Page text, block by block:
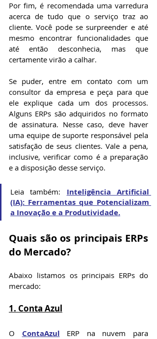
Por fim, é recomendada uma varredura
acerca de tudo que o serviço traz ao
cliente. Você pode se surpreender e até
mesmo encontrar funcionalidades que
até então desconhecia, mas que
certamente virão a calhar.
Se puder, entre em contato com um
consultor da empresa e peça para que
ele explique cada um dos processos.
Alguns ERPs são adquiridos no formato
de assinatura. Nesse caso, deve haver
uma equipe de suporte responsável pela
satisfação de seus clientes. Vale a pena,
inclusive, verificar como é a preparação
e a disposição desse serviço.
Leia também: Inteligência Artificial
(IA): Ferramentas que Potencializam
a Inovação e a Produtividade.
Quais são os principais ERPs
do Mercado?
Abaixo listamos os principais ERPs do
mercado:
1. Conta Azul
O ContaAzul ERP na nuvem para